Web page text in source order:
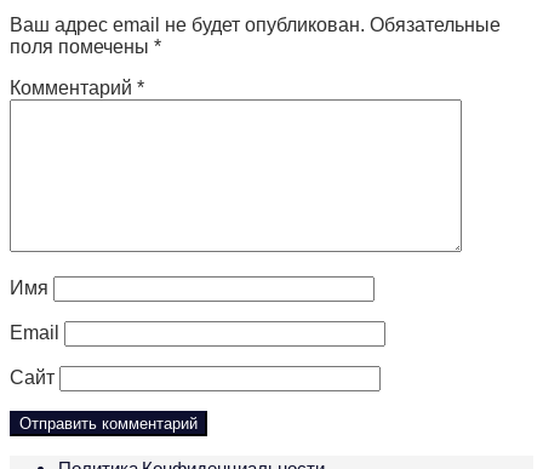
Ваш адрес email не будет опубликован. Обязательные
поля помечены *
Комментарий *
Имя
Email
Сайт